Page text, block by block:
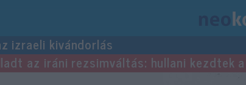
izraeli kivándorlás
az iráni rezsimváltás: hullani kezdtek